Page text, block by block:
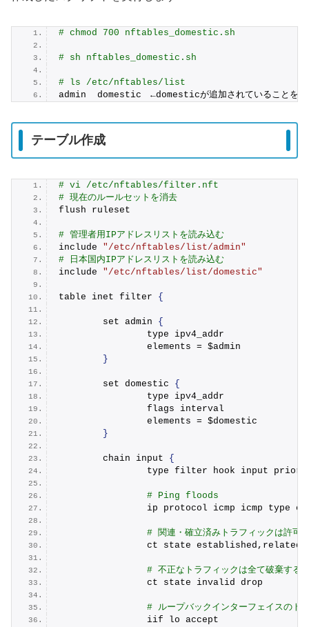
# chmod 700 nftables_domestic.sh
# sh nftables_domestic.sh
# ls /etc/nftables/list
admin  domestic　←domesticが追加されていることを確
テーブル作成
# vi /etc/nftables/filter.nft
# 現在のルールセットを消去
flush ruleset
# 管理者用IPアドレスリストを読み込む
include "/etc/nftables/list/admin"
# 日本国内IPアドレスリストを読み込む
include "/etc/nftables/list/domestic"
table inet filter {
        set admin
{
                type ipv4_addr
                elements = $admin
}
        set domestic
{
                type ipv4_addr
                flags interval
                elements = $domestic
}
        chain input
{
type filter hook input
# Ping floods
ip protocol icmp icmp type
# 関連・確立済みトラフィックは許可
ct state established,related
# 不正なトラフィックは全て破棄する
                ct state invalid drop
# ループバックインターフェイスのト
                iif lo accept